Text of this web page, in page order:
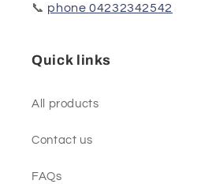
📞 phone 04232342542
Quick links
All products
Contact us
FAQs